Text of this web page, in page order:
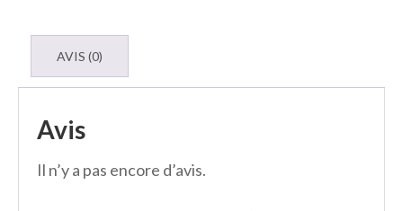
AVIS (0)
Avis
Il n’y a pas encore d’avis.